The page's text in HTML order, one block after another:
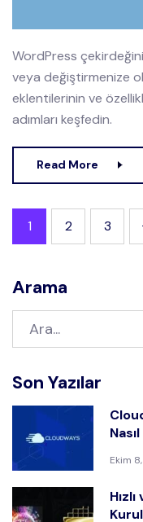
WordPress
veya değiştirmenize
eklentilerinin ve
adımları keşfedin.
Read More
1 2 3
Arama
Son Yazılar
Ekim